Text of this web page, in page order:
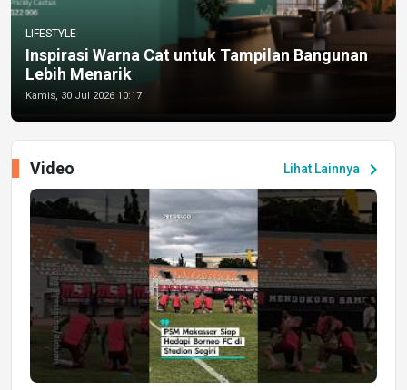
LIFESTYLE
Inspirasi Warna Cat untuk Tampilan Bangunan
Lebih Menarik
Kamis, 30 Jul 2026 10:17
Lihat Lainnya chevron_right
Video